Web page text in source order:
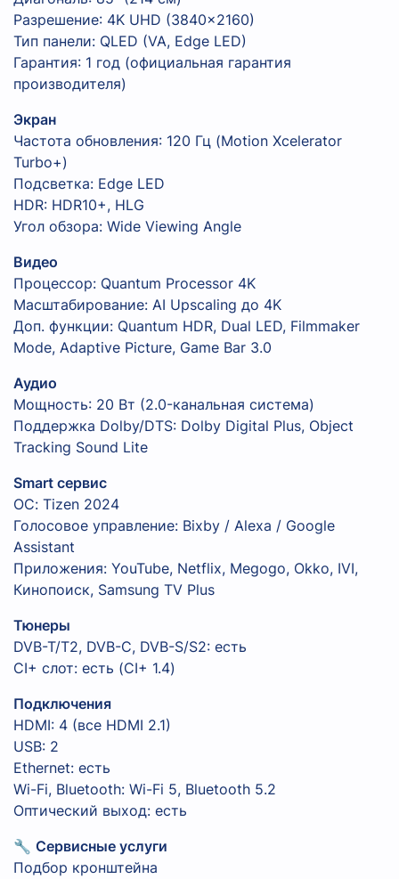
Разрешение: 4K UHD (3840×2160)
Тип панели: QLED (VA, Edge LED)
Гарантия: 1 год (официальная гарантия
производителя)
Экран
Частота обновления: 120 Гц (Motion Xcelerator
Turbo+)
Подсветка: Edge LED
HDR: HDR10+, HLG
Угол обзора: Wide Viewing Angle
Видео
Процессор: Quantum Processor 4K
Масштабирование: AI Upscaling до 4K
Доп. функции: Quantum HDR, Dual LED, Filmmaker
Mode, Adaptive Picture, Game Bar 3.0
Аудио
Мощность: 20 Вт (2.0-канальная система)
Поддержка Dolby/DTS: Dolby Digital Plus, Object
Tracking Sound Lite
Smart сервис
ОС: Tizen 2024
Голосовое управление: Bixby / Alexa / Google
Assistant
Приложения: YouTube, Netflix, Megogo, Okko, IVI,
Кинопоиск, Samsung TV Plus
Тюнеры
DVB-T/T2, DVB-C, DVB-S/S2: есть
CI+ слот: есть (CI+ 1.4)
Подключения
HDMI: 4 (все HDMI 2.1)
USB: 2
Ethernet: есть
Wi-Fi, Bluetooth: Wi-Fi 5, Bluetooth 5.2
Оптический выход: есть
🔧 Сервисные услуги
Подбор кронштейна